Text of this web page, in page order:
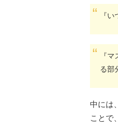
『
『
る部
中には
ことで